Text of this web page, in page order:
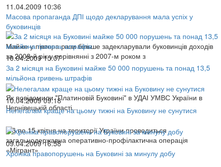
11.04.2009 10:36
Масова пропаганда ДПІ щодо декларування мала успіх у
буковинців
Майже у півтора рази більше задекларували буковинців доходів
за 2008-й рік у порівнянні з 2007-м роком з
10.04.2009 15:07
За 2 місяця на Буковині майже 50 000 порушень та понад 13,5
мільйона гривень штрафів
Як повідомили "Платиновій Буковині" в УДАІ УМВС України в
Чернівецькій області...
10.04.2009 09:18
Нелегалам краще на цьому тижні на Буковину не сунутися
З 6 по 15 квітня на території України проводиться
загальнодержавна оперативно-профілактична операція
«Мігрант»
09.04.2009 16:58
Хроніка правопорушень на Буковині за минулу добу